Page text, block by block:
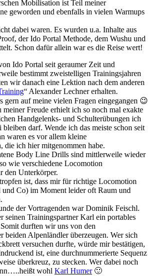
Mobilisation ist Teil meiner
geworden und ebenfalls in vielen Warmups
dabei waren. Es wurden u.a. Inhalte aus
der Ido Portal Methode, dem Wushu und
Schon dafür allein war es die Reise wert!
Ido Portal seit geraumer Zeit und
bestimmt zweistelligen Trainingsjahren
wir danach eine Lektion nach dem anderen
“ Alexander Lechner erhalten.
gern auf meine vielen Fragen eingegangen 😉
Freude erhielt ich so noch mal exakte
Handgelenks- und Schulterübungen ich
darf. Wende ich das meiste schon seit
waren es vor allem kleine
die ich hier mitgenommen habe.
Body Line Drills sind mittlerweile wieder
wie verschiedene Locomotion
den Unterkörper.
ist, dass mir für richtige Locomotion
und Co) im Moment leider oft Raum und
der Vortragenden war Dominik Feischl.
seinen Trainingspartner Karl ein portables
durften wir uns von den
beiden Alpenländler überzeugen. Wer sich
versuchen durfte, würde mir bestätigen,
ist, eine durchnummerierte Sequenz
überkreuz, zu stecken. Wer dabei noch
wohl Karl Humer🙂